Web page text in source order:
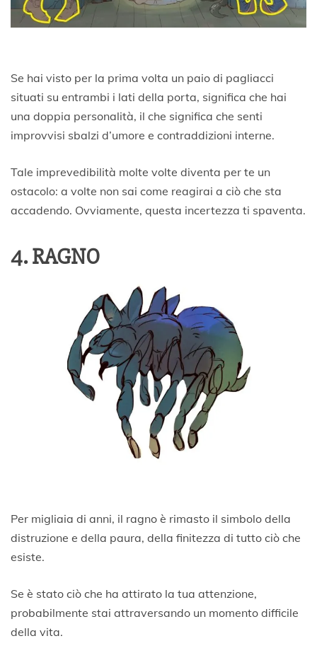
Se hai visto per la prima volta un paio di pagliacci
situati su entrambi i lati della porta, significa che hai
una doppia personalità, il che significa che senti
improvvisi sbalzi d’umore e contraddizioni interne.
Tale imprevedibilità molte volte diventa per te un
ostacolo: a volte non sai come reagirai a ciò che sta
accadendo. Ovviamente, questa incertezza ti spaventa.
4. RAGNO
Per migliaia di anni, il ragno è rimasto il simbolo della
distruzione e della paura, della finitezza di tutto ciò che
esiste.
Se è stato ciò che ha attirato la tua attenzione,
probabilmente stai attraversando un momento difficile
della vita.